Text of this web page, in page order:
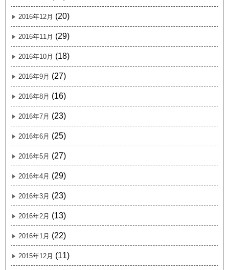
2016年12月 (20)
2016年11月 (29)
2016年10月 (18)
2016年9月 (27)
2016年8月 (16)
2016年7月 (23)
2016年6月 (25)
2016年5月 (27)
2016年4月 (29)
2016年3月 (23)
2016年2月 (13)
2016年1月 (22)
2015年12月 (11)